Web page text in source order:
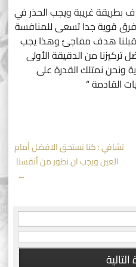
بطريقة غريبة ويجب الحذر في
فرق قوية جدا تسعى للمنافسة
هدف مفاجئ وهذا يجب
تركيزنا من الدقيقة الأولى
ونحن نمتلك القدرة على
القادمة “
تشافي : كنا نستحق الافضل أمام
العين ويجب ان نطور من أنفسنا
→